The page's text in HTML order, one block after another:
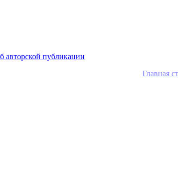
авторской публикации
Главная